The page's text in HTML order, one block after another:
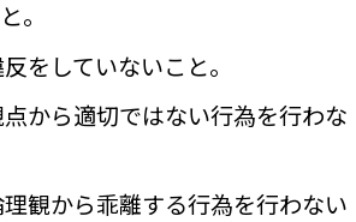
。
をしていないこと。
から適切ではない行為を行わな
観から乖離する行為を行わない